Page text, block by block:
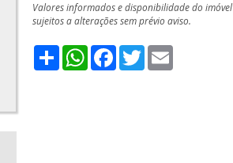
Valores informados e disponibilidade do imóvel
sujeitos a alterações sem prévio aviso.
ShareWhatsApp
Facebook
Twitter